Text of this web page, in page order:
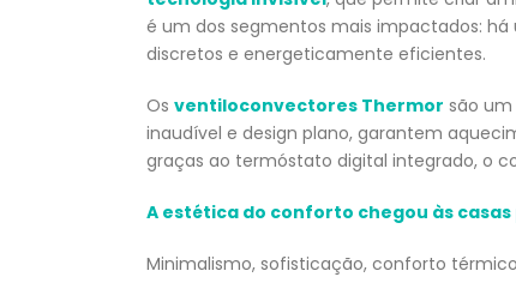
é um dos segmentos mais impactados:
discretos e energeticamente eficientes.
Os ventiloconvectores Thermor são
inaudível e design plano, garantem
graças ao termóstato digital integrado, o
A estética do conforto chegou às
Minimalismo, sofisticação, conforto